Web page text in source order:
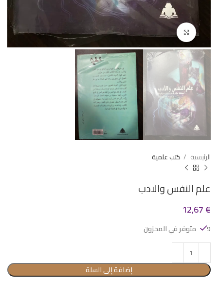
Click to enlarge
الرئيسية كتب علمية
علم النفس والادب
12,67€
9 متوفر في المخزون
إضافة إلى السلة